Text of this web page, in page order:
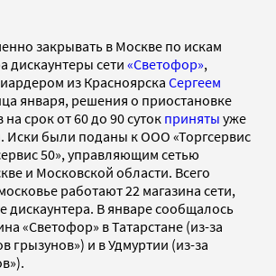
закрывать в Москве по искам
дискаунтеры сети «Светофор»,
из Красноярска Сергеем
января, решения о приостановке
срок от 60 до 90 суток приняты уже
Иски были поданы к ООО «Торгсервис
50», управляющим сетью
и Московской области. Всего
работают 22 магазина сети,
дискаунтера. В январе сообщалось
«Светофор» в Татарстане (из-за
грызунов») и в Удмуртии (из-за